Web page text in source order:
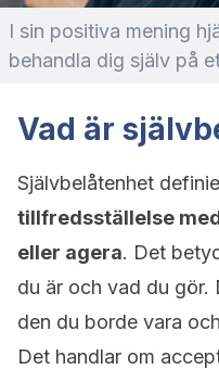
I sin positiva mening
behandla dig själv på
Vad är
Självbelåtenhet
tillfredsställelse
eller agera. Det
du är och vad du gör.
den du borde vara
Det handlar om